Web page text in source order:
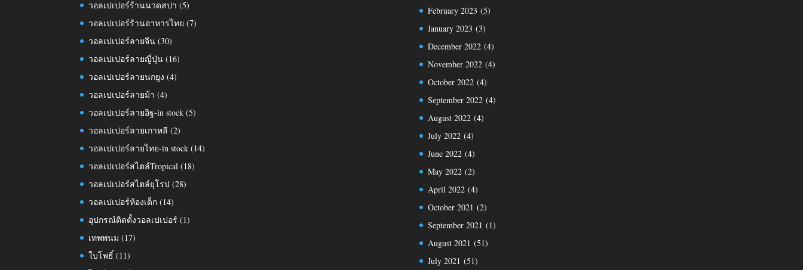
วอลเปเปอร์ร้านนวดสปา (5)
วอลเปเปอร์ร้านอาหารไทย (7)
วอลเปเปอร์ลายจีน (30)
วอลเปเปอร์ลายญี่ปุ่น (16)
วอลเปเปอร์ลายนกยูง (4)
วอลเปเปอร์ลายม้า (4)
วอลเปเปอร์ลายอิฐ-in stock (5)
วอลเปเปอร์ลายเกาหลี (2)
วอลเปเปอร์ลายไทย-in stock (14)
วอลเปเปอร์สไตล์Tropical (18)
วอลเปเปอร์สไตล์ยุโรป (28)
วอลเปเปอร์ห้องเด็ก (14)
อุปกรณ์ติดตั้งวอลเปเปอร์ (1)
เทพพนม (17)
ใบโพธิ์ (11)
February 2023 (5)
January 2023 (3)
December 2022(4)
November 2022(4)
October 2022(4)
September 2022(4)
August 2022(4)
July 2022(4)
June 2022(4)
May 2022(2)
April 2022(4)
October 2021 (2)
September 2021 (1)
August 2021 (51)
July 2021 (51)